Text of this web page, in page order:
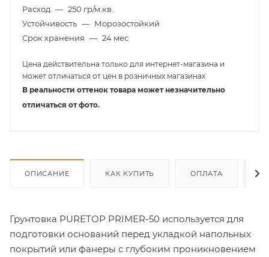
Расход — 250 гр/м.кв.
Устойчивость — Морозостойкий
Срок хранения — 24 мес
Цена действительна только для интернет-магазина и
может отличаться от цен в розничных магазинах
В реальности оттенок товара может незначительно
отличаться от фото.
ОПИСАНИЕ КАК КУПИТЬ ОПЛАТА
Грунтовка PURETOP PRIMER-50 используется для
подготовки оснований перед укладкой напольных
покрытий или фанеры с глубоким проникновением